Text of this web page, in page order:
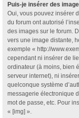
Puis-je insérer des
Oui, vous pouvez insérer
du forum ont autorisé
des images sur le forum.
vers une image distante,
exemple « http://
cependant ni insérer de
ordinateur (à moins, bien
serveur internet), ni
quelconque système
messagerie électronique
mot de passe, etc. Pour
« [img] ».